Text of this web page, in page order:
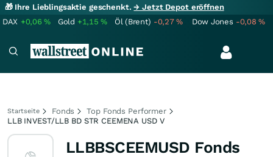
🎁 Ihre Lieblingsaktie geschenkt.→ Jetzt Depot eröffnen
DAX +0,06% Gold +1,15% Öl (Brent) -0,27% Dow Jones -0,08%
Startseite Fonds
Top Fonds Performer
LLB INVEST/LLB BD STR CEEMENA USD V
LLBBSCEEMUSD Fonds